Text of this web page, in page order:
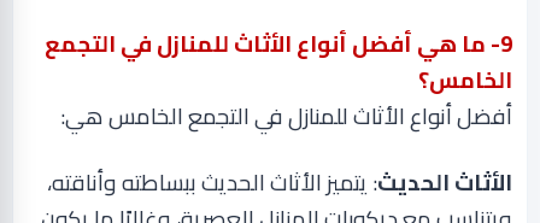
9- ما هي أفضل أنواع الأثاث للمنازل في التجمع
الخامس؟
أفضل أنواع الأثاث للمنازل في التجمع الخامس هي:
الأثاث الحديث: يتميز الأثاث الحديث ببساطته وأناقته،